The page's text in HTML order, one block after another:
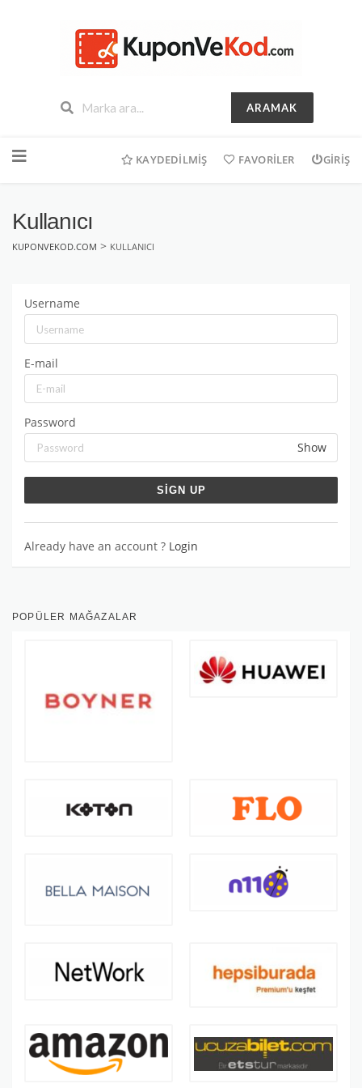
ARAMAK
geç
KAYDEDILMIŞ FAVORILER GIRIŞ
Kullanıcı
KUPONVEKOD.COM > KULLANICI
Username
E-mail
Password
Show
Already have an account ? Login
POPÜLER MAĞAZALAR